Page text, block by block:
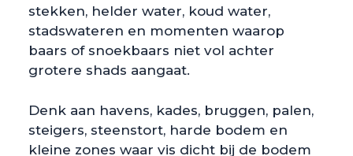
stekken, helder water, koud water,
stadswateren en momenten waarop
baars of snoekbaars niet vol achter
grotere shads aangaat.
Denk aan havens, kades, bruggen, palen,
steigers, steenstort, harde bodem en
kleine zones waar vis dicht bij de bodem